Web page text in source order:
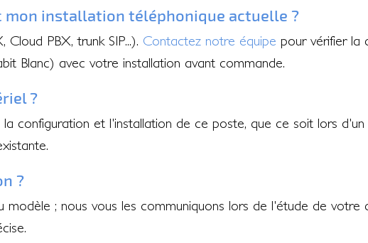
mon installation téléphonique actuelle ?
PBX, trunk SIP...). Contactez notre équipe pour vérifier la
Blanc) avec votre installation avant commande.
?
configuration et l'installation de ce poste, que ce soit lors
?
modèle ; nous vous les communiquons lors de l'étude de votre